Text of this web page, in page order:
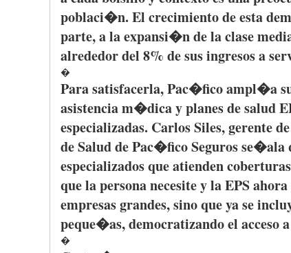
poblaci�n. El crecimientodeesta
parte, a laexpansi�nde laclase
alrededordel 8% desusingresosa
�
Parasatisfacerla,Pac�ficoampl�a
asistenciam�dicay planes desalud
especializadas. CarlosSiles,gerente
deSaluddePac�ficoSegurosse�ala
especializadosqueatiendencoberturas
quela personanecesitey la EPSahora
empresasgrandes,sinoqueyase
peque�as,democratizandoel acceso
�